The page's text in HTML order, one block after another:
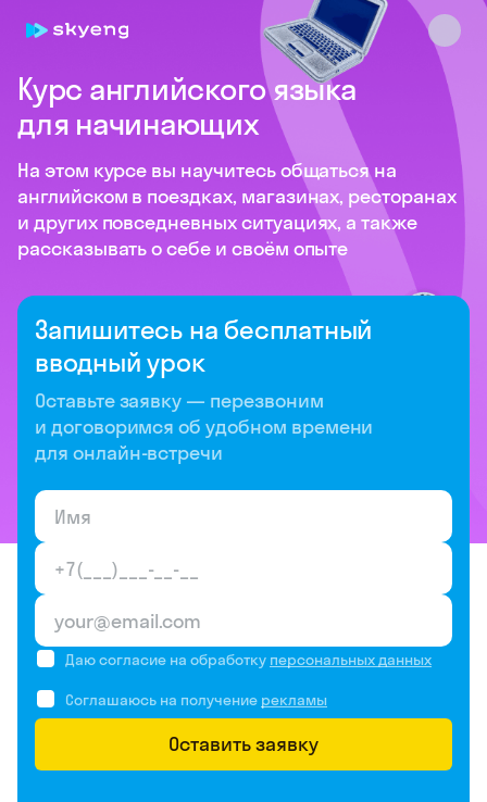
Курс английского языка
для начинающих
На этом курсе вы научитесь общаться на
английском в поездках, магазинах, ресторанах
и других повседневных ситуациях, а также
рассказывать о себе и своём опыте
Запишитесь на бесплатный
вводный урок
Оставьте заявку — перезвоним
и договоримся об удобном времени
для онлайн-встречи
Оставить заявку
Даю согласие на обработку персональных данных
Соглашаюсь на получение рекламы